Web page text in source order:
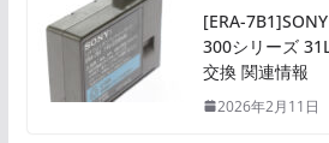
[ERA-
300シリーズ
交換 関連情報
2026年2月11日